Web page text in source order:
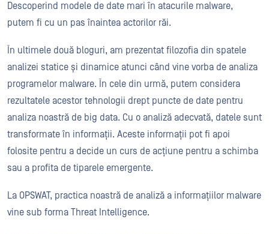
Descoperind modele de date mari în atacurile malware,
putem fi cu un pas înaintea actorilor răi.
În ultimele două bloguri, am prezentat filozofia din spatele
analizei statice și dinamice atunci când vine vorba de analiza
programelor malware. În cele din urmă, putem considera
rezultatele acestor tehnologii drept puncte de date pentru
analiza noastră de big data. Cu o analiză adecvată, datele sunt
transformate în informații. Aceste informații pot fi apoi
folosite pentru a decide un curs de acțiune pentru a schimba
sau a profita de tiparele emergente.
La OPSWAT, practica noastră de analiză a informațiilor malware
vine sub forma Threat Intelligence.